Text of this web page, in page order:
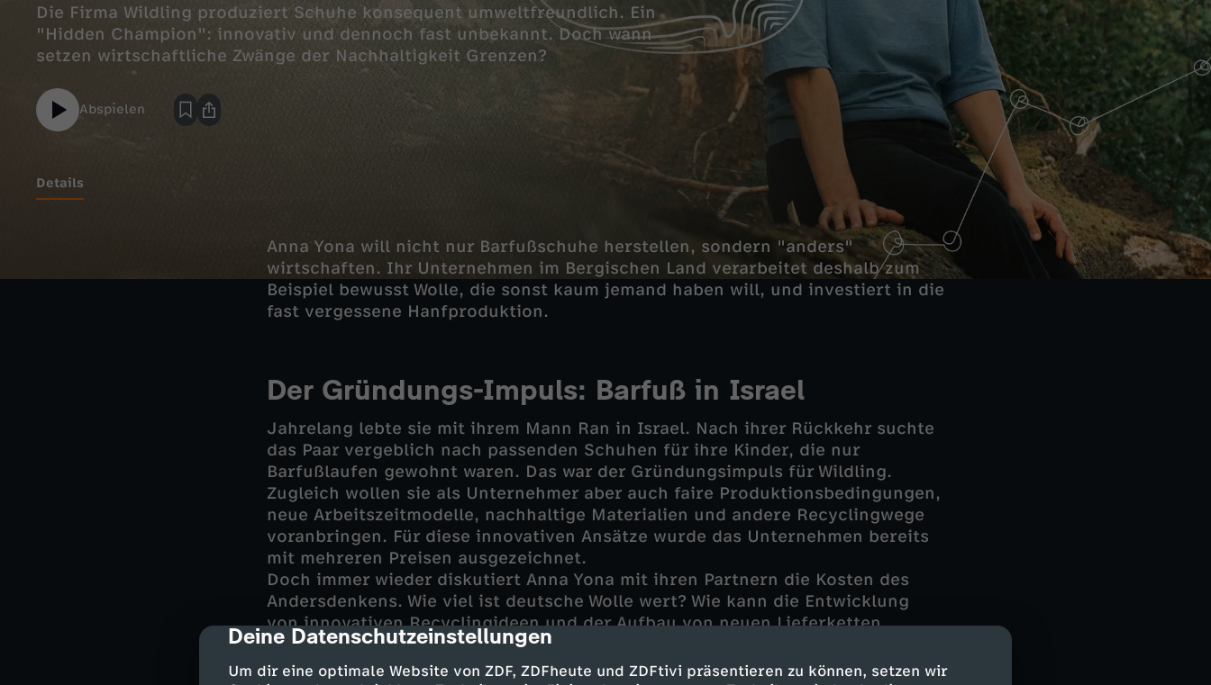
cmp-dialog-description
Deine Datenschutzeinstellungen
Um dir eine optimale Website von ZDF, ZDFheute und ZDFtivi präsentieren zu können, setzen wir
Die Firma Wildling produziert Schuhe konsequent umweltfreundlich. Ein
"Hidden Champion": innovativ und dennoch fast unbekannt. Doch wann
setzen wirtschaftliche Zwänge der Nachhaltigkeit Grenzen?
Abspielen
Details
Anna Yona will nicht nur Barfußschuhe herstellen, sondern "anders"
wirtschaften. Ihr Unternehmen im Bergischen Land verarbeitet deshalb zum
Beispiel bewusst Wolle, die sonst kaum jemand haben will, und investiert in die
fast vergessene Hanfproduktion.
Der Gründungs-Impuls: Barfuß in Israel
Jahrelang lebte sie mit ihrem Mann Ran in Israel. Nach ihrer Rückkehr suchte
das Paar vergeblich nach passenden Schuhen für ihre Kinder, die nur
Barfußlaufen gewohnt waren. Das war der Gründungsimpuls für Wildling.
Zugleich wollen sie als Unternehmer aber auch faire Produktionsbedingungen,
neue Arbeitszeitmodelle, nachhaltige Materialien und andere Recyclingwege
voranbringen. Für diese innovativen Ansätze wurde das Unternehmen bereits
mit mehreren Preisen ausgezeichnet.
Doch immer wieder diskutiert Anna Yona mit ihren Partnern die Kosten des
Andersdenkens. Wie viel ist deutsche Wolle wert? Wie kann die Entwicklung
von innovativen Recyclingideen und der Aufbau von neuen Lieferketten
bezahlt werden?